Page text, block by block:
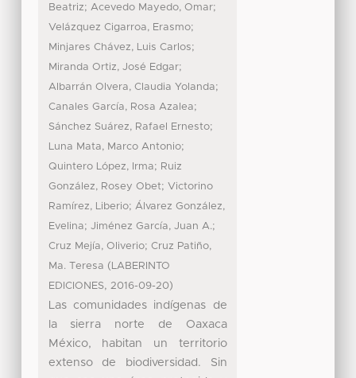
Beatriz; Acevedo Mayedo, Omar;
Velázquez Cigarroa, Erasmo;
Minjares Chávez, Luis Carlos;
Miranda Ortiz, José Edgar;
Albarrán Olvera, Claudia Yolanda;
Canales García, Rosa Azalea;
Sánchez Suárez, Rafael Ernesto;
Luna Mata, Marco Antonio;
Quintero López, Irma; Ruiz
González, Rosey Obet; Victorino
Ramírez, Liberio; Álvarez González,
Evelina; Jiménez García, Juan A.;
Cruz Mejía, Oliverio; Cruz Patiño,
Ma. Teresa ( LABERINTO
EDICIONES, 2016-09-20)
Las comunidades indígenas de
la sierra norte de Oaxaca
México, habitan un territorio
extenso de biodiversidad. Sin